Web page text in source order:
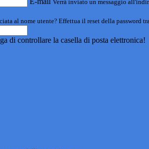
Verrà inviato un messaggio
al nome utente? Effettua il reset della password
di controllare la casella di posta elettronica!